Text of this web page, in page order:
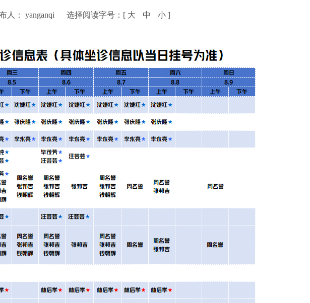
人： yanganqi 选择阅读字号：[ 大 中 小]